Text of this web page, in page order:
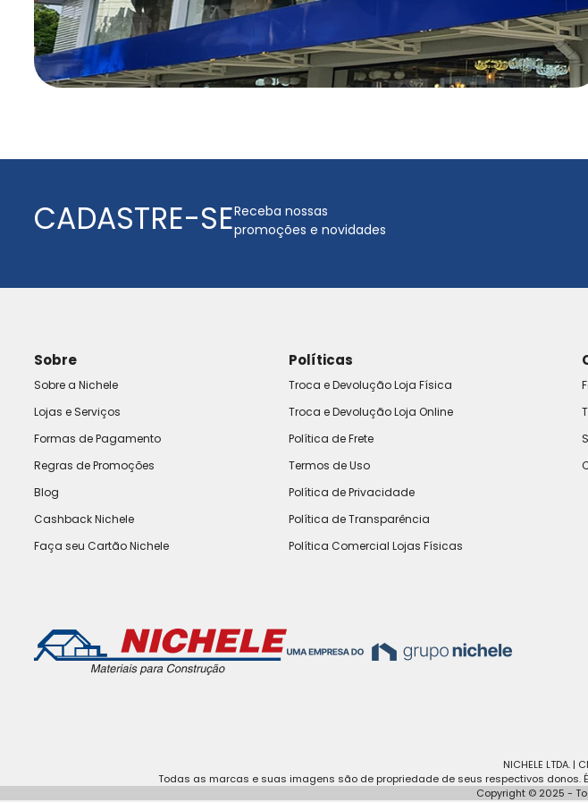
CADASTRE-SEReceba nossas
promoções e novidades
Sobre
Sobre a Nichele
Lojas e Serviços
Formas de Pagamento
Regras de Promoções
Blog
Cashback Nichele
Faça seu Cartão Nichele
Políticas
Troca e Devolução Loja Física
Troca e Devolução Loja Online
Política de Frete
Termos de Uso
Política de Privacidade
Política de Transparência
Política Comercial Lojas Físicas
NICHELE LTDA. |
Todas as marcas e suas imagens são de propriedade de seus respectivos
Copyright © 2025 -